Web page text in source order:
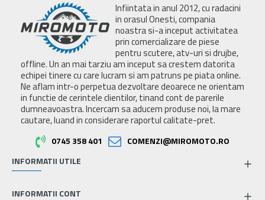
Infiintata in anul 2012, cu radacini
in orasul Onesti, compania
noastra si-a inceput activitatea
prin comercializare de piese
pentru scutere, atv-uri si drujbe,
offline. Un an mai tarziu am inceput sa crestem datorita
echipei tinere cu care lucram si am patruns pe piata online.
Ne aflam intr-o perpetua dezvoltare deoarece ne orientam
in functie de cerintele clientilor, tinand cont de parerile
dumneavoastra. Incercam sa aducem produse noi, la mare
cautare, luand in considerare raportul calitate-pret.
0745 358 401
COMENZI@MIROMOTO.RO
INFORMATII UTILE
INFORMATII CONT